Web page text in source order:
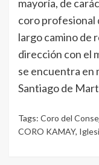
mayoría, de
coro profesional
largo camino de
dirección con el
se encuentra en
Santiago de
Tags: Coro del
CORO KAMAY,